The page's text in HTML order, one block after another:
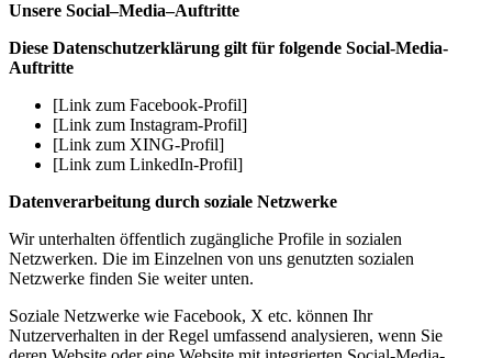
Unsere Social–Media–Auftritte
Diese Datenschutzerklärung gilt für folgende Social-Media-
Auftritte
[Link zum Facebook-Profil]
[Link zum Instagram-Profil]
[Link zum XING-Profil]
[Link zum LinkedIn-Profil]
Datenverarbeitung durch soziale Netzwerke
Wir unterhalten öffentlich zugängliche Profile in sozialen
Netzwerken. Die im Einzelnen von uns genutzten sozialen
Netzwerke finden Sie weiter unten.
Soziale Netzwerke wie Facebook, X etc. können Ihr
Nutzerverhalten in der Regel umfassend analysieren, wenn Sie